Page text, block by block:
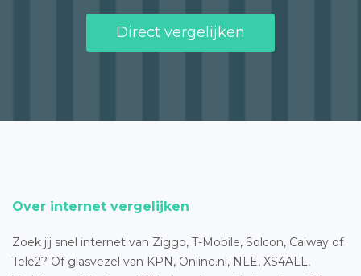
Direct vergelijken
Over internet vergelijken
Zoek jij snel internet van Ziggo, T-Mobile, Solcon, Caiway of
Tele2? Of glasvezel van KPN, Online.nl, NLE, XS4ALL,